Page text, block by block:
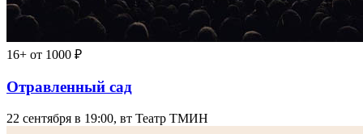
16+ от 1000 ₽
Отравленный сад
22 сентября в 19:00, вт Театр ТМИН